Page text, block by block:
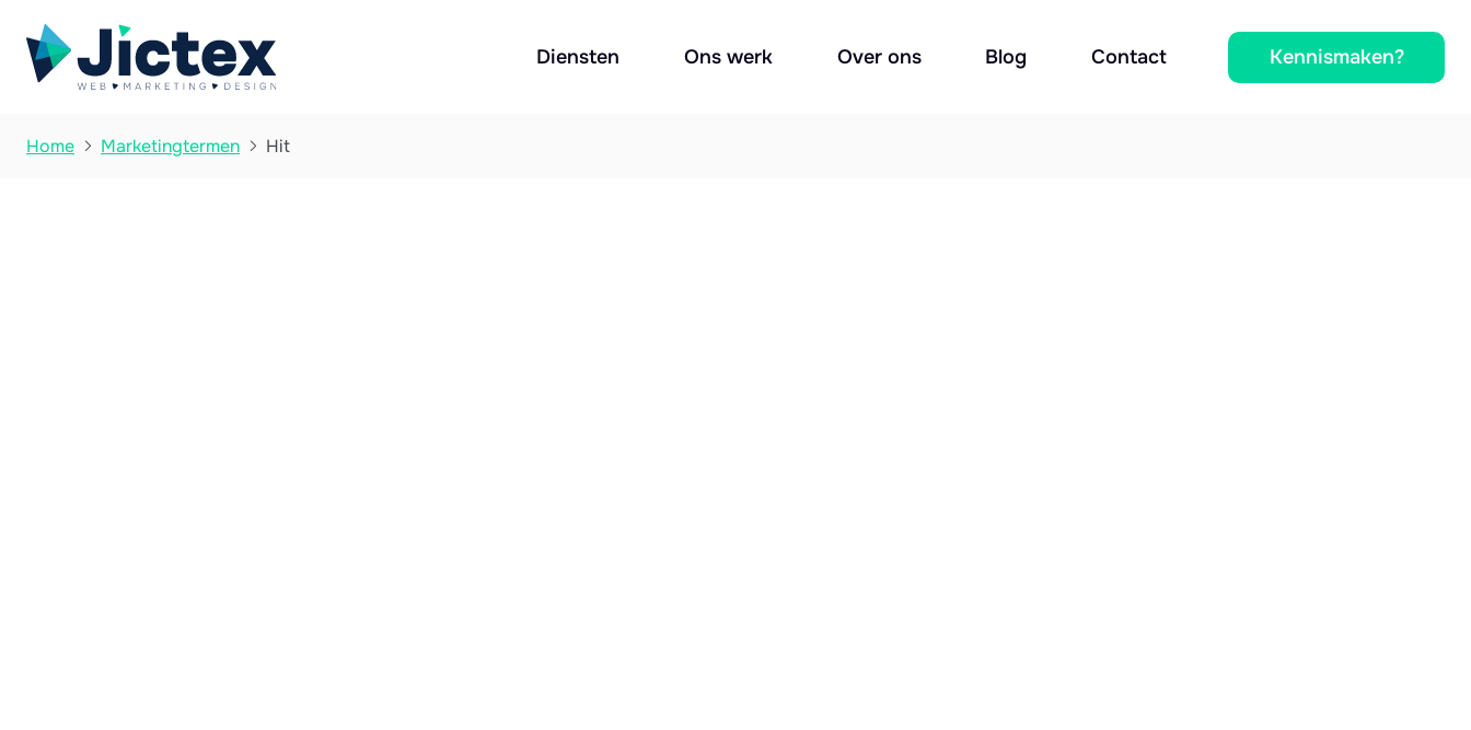
Diensten Ons werk Over ons Blog Contact Kennismaken?
Home  Marketingtermen  Hit